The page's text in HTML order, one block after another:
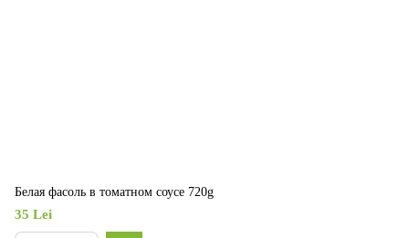
Белая фасоль в томатном соусе 720g
35 Lei